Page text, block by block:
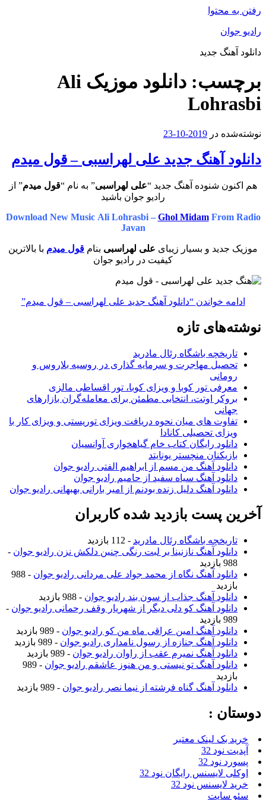
رفتن به محتوا
رادیو جوان
دانلود آهنگ جدید
برچسب:
دانلود موزیک Ali
Lohrasbi
نوشته‌شده در 2019-10-23
دانلود آهنگ جدید علی لهراسبی – قول میدم
هم اکنون شنوده آهنگ جدید “علی لهراسبی” به نام “قول میدم” از
رادیو جوان باشید
Download New Music Ali Lohrasbi – Ghol MidamFrom Radio
Javan
موزیک جدید و بسیار زیبای علی لهراسبی بنام قول میدم با بالاترین
کیفیت در رادیو جوان
ادامه خواندن “دانلود آهنگ جدید علی لهراسبی – قول میدم”
نوشته‌های تازه
تاریخچه باشگاه رئال مادرید
تحصیل مهاجرت و سرمایه گذاری در روسیه بلاروس و
رومانی
معرفی تور کوبا و ویزای کوبا، تور اقساطی مالزی
بروکر اوتت، انتخابی مطمئن برای معامله‌گران بازارهای
جهانی
تفاوت های میان نحوه دریافت ویزای توریستی و ویزای کار با
ویزای تحصیلی کانادا
دانلود رایگان کتاب خام گیاهخواری آوانسیان
بازیکنان منچستر یونایتد
دانلود آهنگ من مسم از ابراهیم الفتی رادیو جوان
دانلود آهنگ سیاه سفید از حامیم رادیو جوان
دانلود آهنگ دلیل زنده بودنم از امیر بارانی بهبهانی رادیو جوان
آخرین پست بازدید شده کاربران
تاریخچه باشگاه رئال مادرید - 112 بازدید
دانلود آهنگ نازنینا بر لبت رنگی چنین دلکش نزن رادیو جوان -
988 بازدید
دانلود آهنگ نگاه از محمد جواد علی مردانی رادیو جوان
- 988
بازدید
دانلود آهنگ جذاب از سون بند رادیو جوان - 988 بازدید
دانلود آهنگ کو دلی دیگر از شهریار وقف رحمانی رادیو جوان -
989 بازدید
دانلود آهنگ امین عراقی ماه من کو رادیو جوان - 989 بازدید
دانلود آهنگ جنازه از رسول نامداری رادیو جوان - 989 بازدید
دانلود آهنگ نمیرم عقب از راوان رادیو جوان - 989 بازدید
دانلود آهنگ تو نیستی و من هنوز عاشقم رادیو جوان
- 989
بازدید
دانلود آهنگ گناه فرشته از نیما نصر رادیو جوان - 989 بازدید
دوستان :
خرید بک لینک معتبر
آپدیت نود 32
پسورد نود 32
اوکلی لایسنس رایگان نود 32
خرید لایسنس نود 32
سئو سایت